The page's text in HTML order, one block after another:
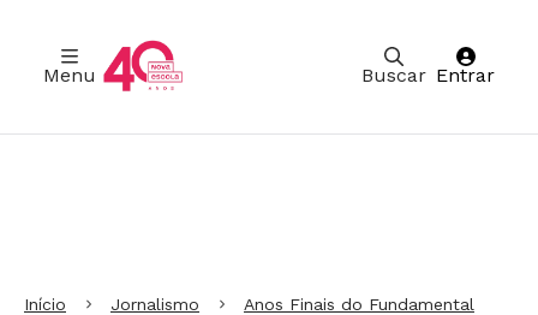
Buscar
Menu Entrar
Início Jornalismo Anos Finais do Fundamental